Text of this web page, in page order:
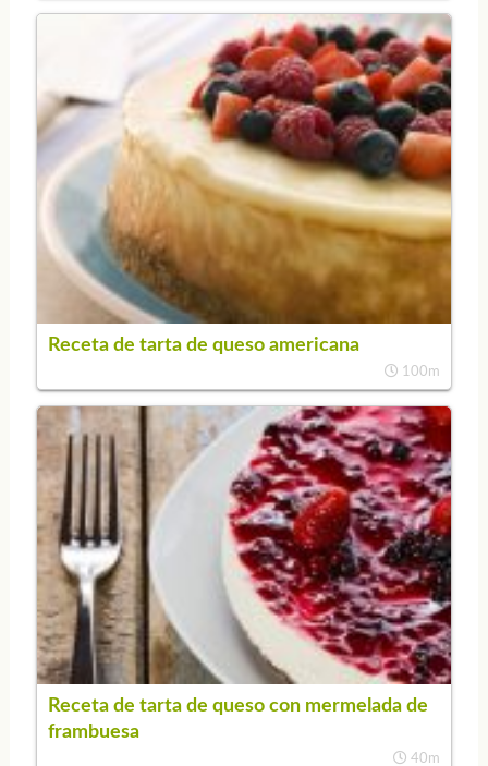
Receta de tarta de queso americana
100m
Receta de tarta de queso con mermelada de
frambuesa
40m